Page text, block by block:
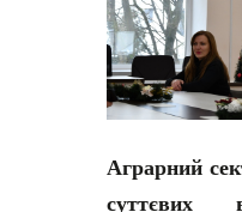
Аграрний
суттєвих